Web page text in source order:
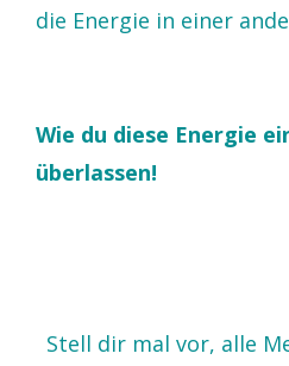
die Energie in einer
Wie du diese Energie
überlassen!
Stell dir mal vor, alle